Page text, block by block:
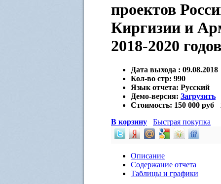
проектов
Киргизии и
2018-2020
Дата выхода : 09.08.2018
Кол-во стр: 990
Язык отчета: Русский
Демо-версия: Загрузить
Стоимость: 150 000 руб
В корзину
Быстрая покупка
Описание
Содержание отчета
Таблицы и графики